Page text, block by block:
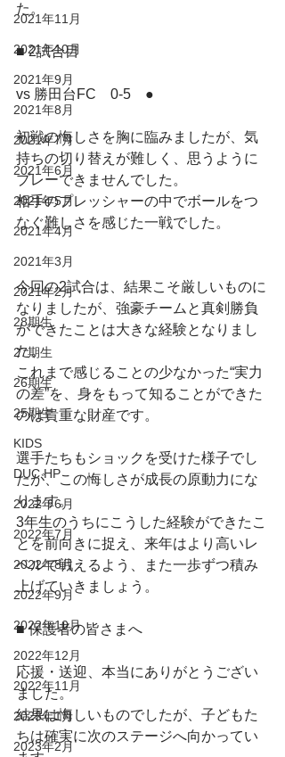
2021年11月
2021年10月
2021年9月
2021年8月
2021年7月
2021年6月
2021年5月
2021年4月
2021年3月
2021年2月
28期生
27期生
26期生
25期生
KIDS
DUC HP
2022年6月
2022年7月
2022年8月
2022年9月
2022年10月
2022年12月
2022年11月
2023年1月
2023年2月
た。
■ 2試合目
vs 勝田台FC　0-5　●
初戦の悔しさを胸に臨みましたが、気
持ちの切り替えが難しく、思うように
プレーできませんでした。
相手のプレッシャーの中でボールをつ
なぐ難しさを感じた一戦でした。
今回の2試合は、結果こそ厳しいものに
なりましたが、強豪チームと真剣勝負
ができたことは大きな経験となりまし
た。
これまで感じることの少なかった“実力
の差”を、身をもって知ることができた
のは貴重な財産です。
選手たちもショックを受けた様子でし
たが、この悔しさが成長の原動力にな
ります。
3年生のうちにこうした経験ができたこ
とを前向きに捉え、来年はより高いレ
ベルで戦えるよう、また一歩ずつ積み
上げていきましょう。
■ 保護者の皆さまへ
応援・送迎、本当にありがとうござい
ました。
結果は悔しいものでしたが、子どもた
ちは確実に次のステージへ向かってい